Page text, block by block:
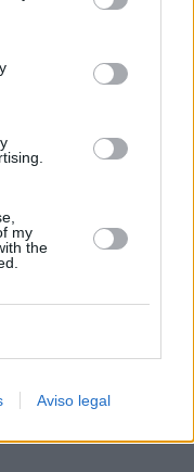
se aplicarán
en este sitio web o
my
the
Aviso legal